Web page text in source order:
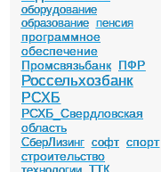
оборудование
образование пенсия
программное
обеспечение
Промсвязьбанк ПФР
Россельхозбанк
РСХБ
РСХБ_Свердловская
область
СберЛизинг софт спорт
строительство